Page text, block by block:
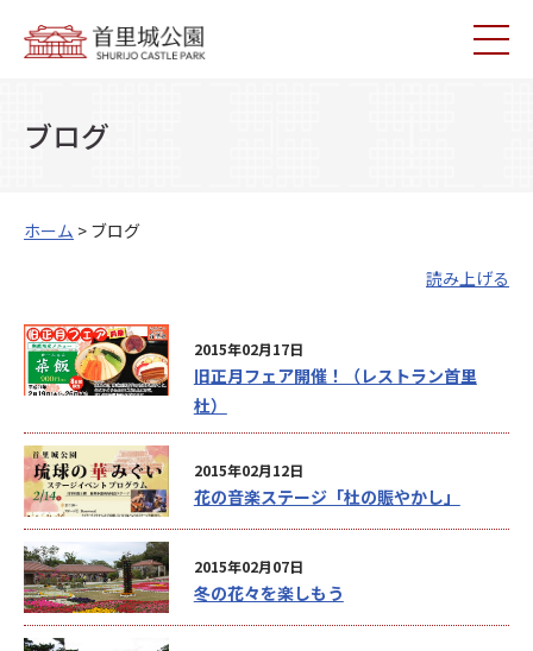
ブログ
ホーム > ブログ
読み上げる
2015年02月17日
旧正月フェア開催！（レストラン首里
杜）
2015年02月12日
花の音楽ステージ「杜の賑やかし」
2015年02月07日
冬の花々を楽しもう